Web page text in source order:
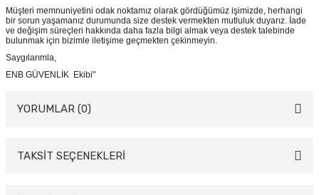
Müşteri memnuniyetini odak noktamız olarak gördüğümüz işimizde, herhangi
bir sorun yaşamanız durumunda size destek vermekten mutluluk duyarız. İade
ve değişim süreçleri hakkında daha fazla bilgi almak veya destek talebinde
bulunmak için bizimle iletişime geçmekten çekinmeyin.
Saygılarımla,
ENB GÜVENLİK Ekibi"
YORUMLAR (0)
Bu ürüne ilk yorumu siz yapın!
TAKSİT SEÇENEKLERİ